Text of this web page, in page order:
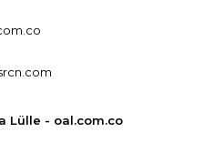
Lülle - oal.com.co